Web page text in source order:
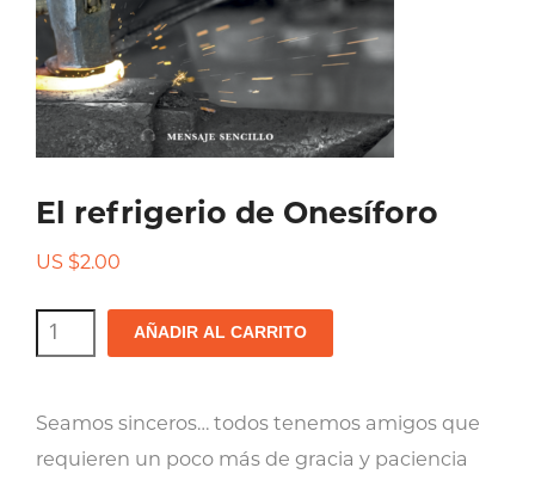
El refrigerio de Onesíforo
US $2.00
El
refrigerio
AÑADIR AL CARRITO
Seamos sinceros… todos tenemos amigos que
requieren un poco más de gracia y paciencia